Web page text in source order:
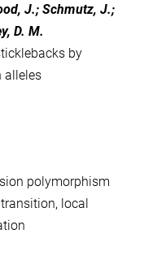
J.; Schmutz, J.;
D. M.
by
alleles
polymorphism
local